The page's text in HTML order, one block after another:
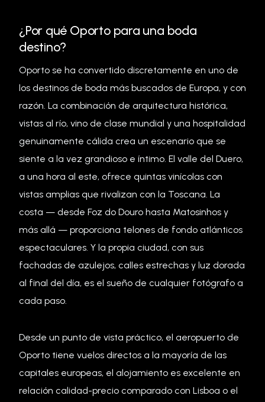
¿Por qué Oporto para una boda
destino?
Oporto se ha convertido discretamente en uno de
los destinos de boda más buscados de Europa, y con
razón. La combinación de arquitectura histórica,
vistas al río, vino de clase mundial y una hospitalidad
genuinamente cálida crea un escenario que se
siente a la vez grandioso e íntimo. El valle del Duero,
a una hora al este, ofrece quintas vinícolas con
vistas amplias que rivalizan con la Toscana. La
costa — desde Foz do Douro hasta Matosinhos y
más allá — proporciona telones de fondo atlánticos
espectaculares. Y la propia ciudad, con sus
fachadas de azulejos, calles estrechas y luz dorada
al final del día, es el sueño de cualquier fotógrafo a
cada paso.
Desde un punto de vista práctico, el aeropuerto de
Oporto tiene vuelos directos a la mayoría de las
capitales europeas, el alojamiento es excelente en
relación calidad-precio comparado con Lisboa o el